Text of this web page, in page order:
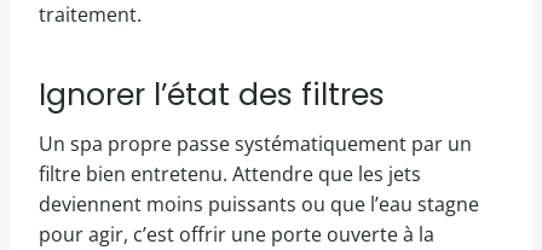
traitement.
Ignorer l’état des filtres
Un spa propre passe systématiquement par un
filtre bien entretenu. Attendre que les jets
deviennent moins puissants ou que l’eau stagne
pour agir, c’est offrir une porte ouverte à la